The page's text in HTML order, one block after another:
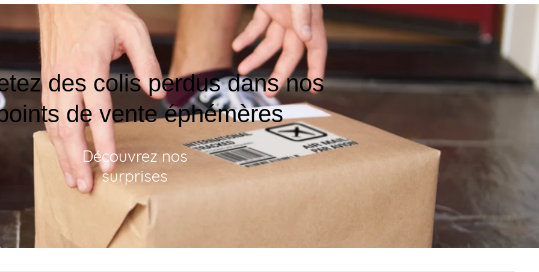
des colis perdus dans nos
de vente éphémères
Découvrez nos
surprises